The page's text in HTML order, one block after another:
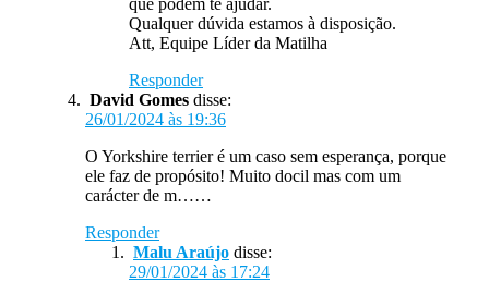
Qualquer dúvida estamos à disposição.
Att, Equipe Líder da Matilha
Responder
David Gomes disse:
26/01/2024 às 19:36
O Yorkshire terrier é um caso sem esperança, porque
ele faz de propósito! Muito docil mas com um
carácter de m……
Responder
Malu Araújo disse:
29/01/2024 às 17:24